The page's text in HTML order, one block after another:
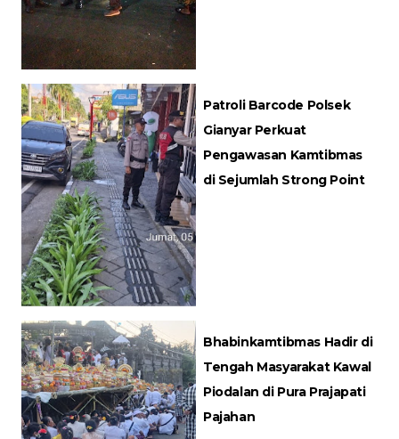
Patroli Barcode Polsek
Gianyar Perkuat
Pengawasan Kamtibmas
di Sejumlah Strong Point
Bhabinkamtibmas Hadir di
Tengah Masyarakat Kawal
Piodalan di Pura Prajapati
Pajahan